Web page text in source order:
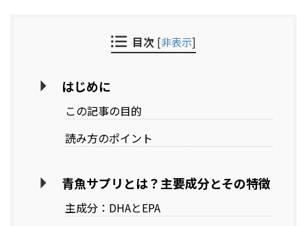
目次 [非表示]
はじめに
この記事の目的
読み方のポイント
青魚サプリとは？主要成分とその特徴
主成分：DHAとEPA